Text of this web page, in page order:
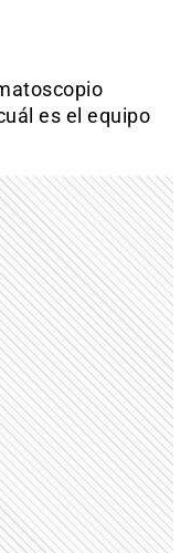
es el equipo